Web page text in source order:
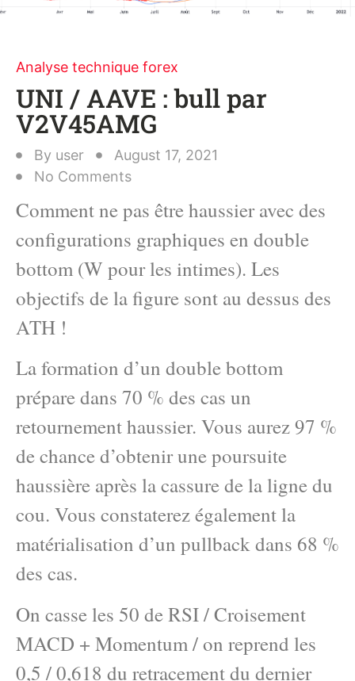
Analyse technique forex
UNI / AAVE : bull par
V2V45AMG
By user
August 17, 2021
No Comments
Comment ne pas être haussier avec des
configurations graphiques en double
bottom (W pour les intimes). Les
objectifs de la figure sont au dessus des
ATH !
La formation d’un double bottom
prépare dans 70 % des cas un
retournement haussier. Vous aurez 97 %
de chance d’obtenir une poursuite
haussière après la cassure de la ligne du
cou. Vous constaterez également la
matérialisation d’un pullback dans 68 %
des cas.
On casse les 50 de RSI / Croisement
MACD + Momentum / on reprend les
0,5 / 0,618 du retracement du dernier